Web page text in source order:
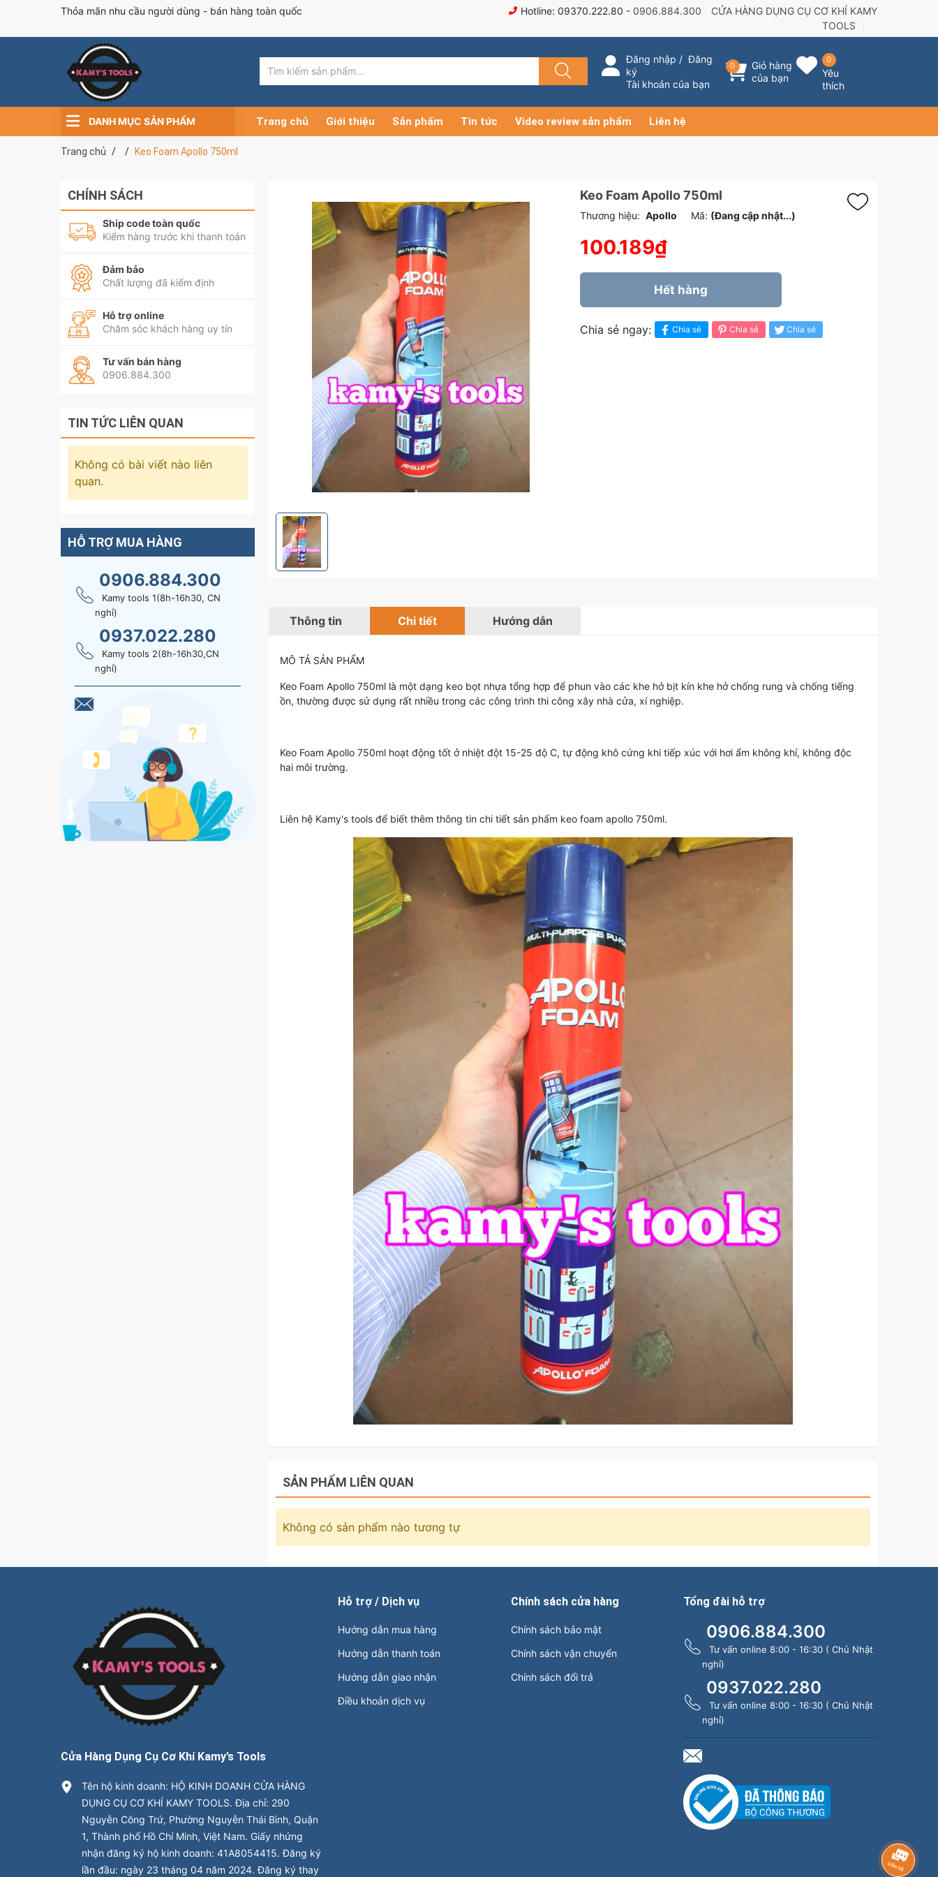
Thỏa mãn nhu cầu người dùng - bán hàng toàn quốc Hotline: 09370.222.80 - 0906.884.300
CỬA HÀNG DỤNG CỤ CƠ KHÍ KAMY
TOOLS
Đăng nhập /Đăng
ký
Tài khoản của bạn
0
Giỏ hàng
của bạn
0
Yêu
thích
DANH MỤC SẢN PHẨM Trang chủ Giới thiệu Sản phẩm Tin tức Video review sản phẩm Liên hệ
Trang chủ Keo Foam Apollo 750ml
Keo Foam Apollo 750ml
Thương hiệu: Apollo Mã: (Đang cập nhật...)
100.189₫
Hết hàng
Chia sẻ ngay: Chia sẻ Chia sẻ Chia sẻ
Thông tin Chi tiết Hướng dẫn
MÔ TẢ SẢN PHẨM
Keo Foam Apollo 750ml là một dạng keo bọt nhựa tổng hợp để phun vào các khe hở bịt kín khe hở chống rung và chống tiếng
ồn, thường được sử dụng rất nhiều trong các công trình thi công xây nhà cửa, xí nghiệp.
Keo Foam Apollo 750ml hoạt động tốt ở nhiệt đột 15-25 độ C, tự động khô cứng khi tiếp xúc với hơi ẩm không khí, không độc
hai môi trường.
Liên hệ Kamy's tools để biết thêm thông tin chi tiết sản phẩm keo foam apollo 750ml.
SẢN PHẨM LIÊN QUAN
Không có sản phẩm nào tương tự
CHÍNH SÁCH
Ship code toàn quốc
Kiểm hàng trước khi thanh toán
Đảm bảo
Chất lượng đã kiểm định
Hỗ trợ online
Chăm sóc khách hàng uy tín
Tư vấn bán hàng
0906.884.300
TIN TỨC LIÊN QUAN
Không có bài viết nào liên
quan.
HỖ TRỢ MUA HÀNG
0906.884.300
Kamy tools 1(8h-16h30, CN
nghỉ)
0937.022.280
Kamy tools 2(8h-16h30,CN
nghỉ)
Cửa Hàng Dụng Cụ Cơ Khí Kamy’s Tools
Tên hộ kinh doanh: HỘ KINH DOANH CỬA HÀNG
DỤNG CỤ CƠ KHÍ KAMY TOOLS. Địa chỉ: 290
Nguyễn Công Trứ, Phường Nguyễn Thái Bình, Quận
1, Thành phố Hồ Chí Minh, Việt Nam. Giấy nhứng
nhận đăng ký hộ kinh doanh: 41A8054415. Đăng ký
lần đầu: ngày 23 tháng 04 năm 2024. Đăng ký thay
Hỗ trợ / Dịch vụ
Hướng dẫn mua hàng
Hướng dẫn thanh toán
Hướng dẫn giao nhận
Điều khoản dịch vụ
Chính sách cửa hàng
Chính sách bảo mật
Chính sách vận chuyển
Chính sách đổi trả
Tổng đài hỗ trợ
0906.884.300
Tư vấn online 8:00 - 16:30 ( Chủ Nhật
nghỉ)
0937.022.280
Tư vấn online 8:00 - 16:30 ( Chủ Nhật
nghỉ)